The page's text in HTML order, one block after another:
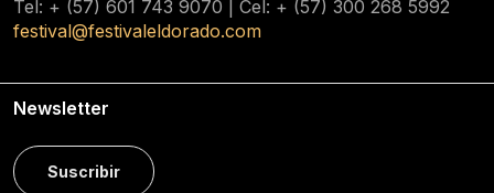
Tel: + (57) 601 743 9070 | Cel: + (57) 300 268 5992
festival@festivaleldorado.com
Newsletter
Suscribir